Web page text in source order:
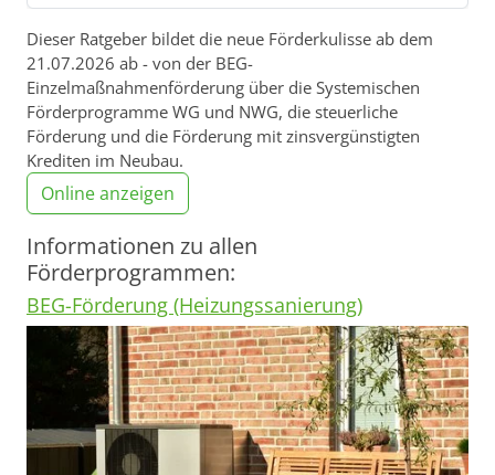
Dieser Ratgeber bildet die neue Förderkulisse ab dem
21.07.2026 ab - von der BEG-
Einzelmaßnahmenförderung über die Systemischen
Förderprogramme WG und NWG, die steuerliche
Förderung und die Förderung mit zinsvergünstigten
Krediten im Neubau.
Online anzeigen
Informationen zu allen
Förderprogrammen:
BEG-Förderung (Heizungssanierung)